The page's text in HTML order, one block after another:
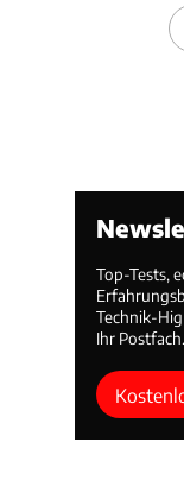
Top-Tests,
Technik-
Ihr Postfach.